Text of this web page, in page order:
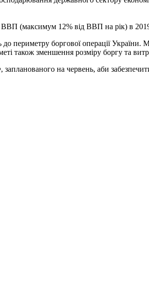
ВВП (максимум 12% від ВВП на рік) в
периметру боргової операції України.
також зменшення розміру боргу та
на червень, аби